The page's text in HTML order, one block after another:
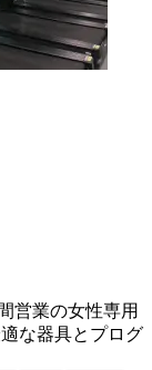
営業の女性専用
な器具とプログ